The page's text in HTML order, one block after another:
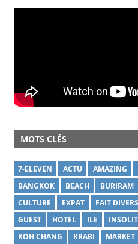
MOTS CLÉS
7-ELEVEN ACTU AMAZING
BANGKOK
BEACH BURIRAM
CULTURE
EXPAT FAIT DIVERS
GUEST
HOTEL ILE
KOH CHANG
KRABI MARKET